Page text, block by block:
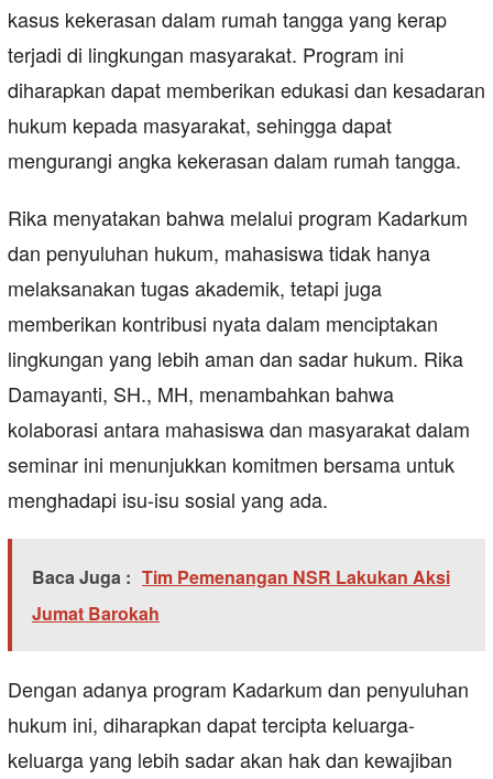
kasus kekerasan dalam rumah tangga yang kerap
terjadi di lingkungan masyarakat. Program ini
diharapkan dapat memberikan edukasi dan kesadaran
hukum kepada masyarakat, sehingga dapat
mengurangi angka kekerasan dalam rumah tangga.
Rika menyatakan bahwa melalui program Kadarkum
dan penyuluhan hukum, mahasiswa tidak hanya
melaksanakan tugas akademik, tetapi juga
memberikan kontribusi nyata dalam menciptakan
lingkungan yang lebih aman dan sadar hukum. Rika
Damayanti, SH., MH, menambahkan bahwa
kolaborasi antara mahasiswa dan masyarakat dalam
seminar ini menunjukkan komitmen bersama untuk
menghadapi isu-isu sosial yang ada.
Baca Juga : Tim Pemenangan NSR Lakukan Aksi
Jumat Barokah
Dengan adanya program Kadarkum dan penyuluhan
hukum ini, diharapkan dapat tercipta keluarga-
keluarga yang lebih sadar akan hak dan kewajiban